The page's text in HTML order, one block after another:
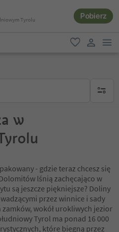
Tyrolu Pobierz
ulubione
brak
w
- gdzie teraz chcesz się
lśnią zachęcająco w
są jeszcze piękniejsze? Doliny
przez winnice i sady
wokół urokliwych jezior
Tyrol ma ponad 16 000
które biegną przez